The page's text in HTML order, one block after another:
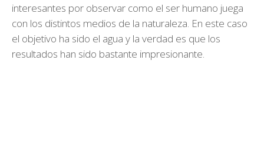
interesantes por observar como el ser humano juega
con los distintos medios de la naturaleza. En este caso
el objetivo ha sido el agua y la verdad es que los
resultados han sido bastante impresionante.